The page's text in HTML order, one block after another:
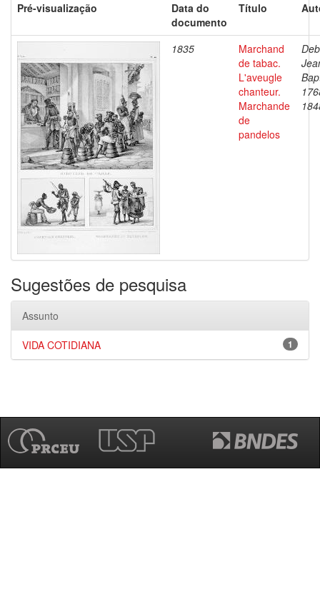
Pré-visualização
Data do
documento
Título
1835
Marchand
de tabac.
L'aveugle
chanteur.
Marchande
de
pandelos
Sugestões de pesquisa
Assunto
1
VIDA COTIDIANA